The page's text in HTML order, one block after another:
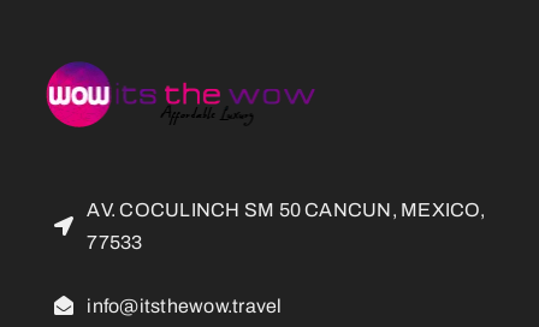
AV. COCULINCH SM 50 CANCUN, MEXICO,
77533
info@itsthewow.travel